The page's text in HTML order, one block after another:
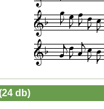
db)